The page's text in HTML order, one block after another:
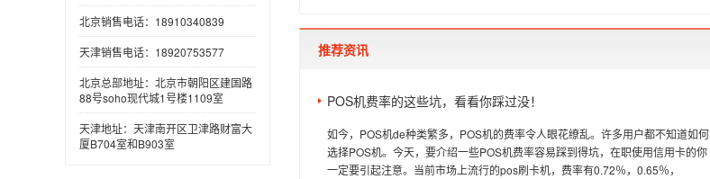
北京销售电话：18910340839
天津销售电话：18920753577
北京总部地址：北京市朝阳区建国路
88号soho现代城1号楼1109室
天津地址：天津南开区卫津路财富大
厦B704室和B903室
推荐资讯
POS机费率的这些坑，看看你踩过没！
如今，POS机de种类繁多，POS机的费率令人眼花缭乱。许多用户都不知道如何
选择POS机。今天，要介绍一些POS机费率容易踩到得坑，在职使用信用卡的你
一定要引起注意。当前市场上流行的pos刷卡机，费率有0.72％，0.65％，